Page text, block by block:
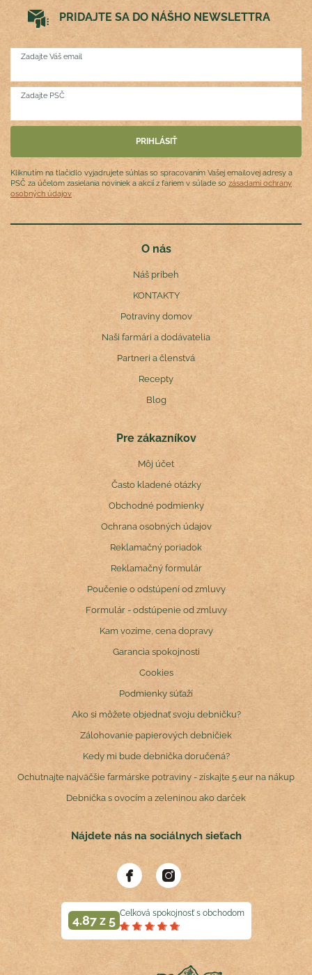
PRIDAJTE SA DO NÁŠHO NEWSLETTRA
Zadajte Váš email
Zadajte PSČ
Kliknutím na tlačidlo vyjadrujete súhlas so spracovaním Vašej emailovej adresy a
PSČ za účelom zasielania noviniek a akcií z fariem v súlade so zásadami ochrany
osobných údajov
O nás
Náš príbeh
KONTAKTY
Potraviny domov
Naši farmári a dodávatelia
Partneri a členstvá
Recepty
Blog
Pre zákazníkov
Môj účet
Často kladené otázky
Obchodné podmienky
Ochrana osobných údajov
Reklamačný poriadok
Reklamačný formulár
Poučenie o odstúpení od zmluvy
Formulár - odstúpenie od zmluvy
Kam vozíme, cena dopravy
Garancia spokojnosti
Cookies
Podmienky súťaží
Ako si môžete objednať svoju debničku?
Zálohovanie papierových debničiek
Kedy mi bude debnička doručená?
Ochutnajte najväčšie farmárske potraviny - získajte 5 eur na nákup
Debnička s ovocím a zeleninou ako darček
Nájdete nás na sociálnych sieťach
4.87 z 5
Celková spokojnosť s obchodom